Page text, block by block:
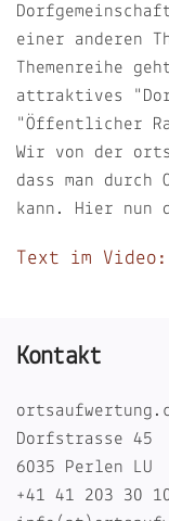
einer anderen
Themenreihe
attraktives
"Öffentlicher
Wir von der
dass man durch
kann. Hier nun
Text im Video:
Kontakt
Dorfstrasse 45
6035 Perlen LU
+41 41 203 30